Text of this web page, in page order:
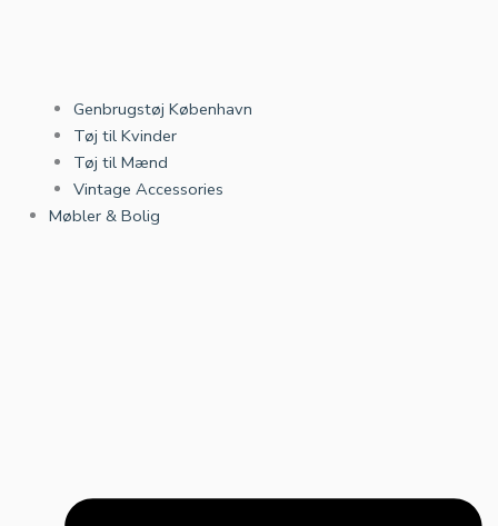
Genbrugstøj København
Tøj til Kvinder
Tøj til Mænd
Vintage Accessories
Møbler & Bolig